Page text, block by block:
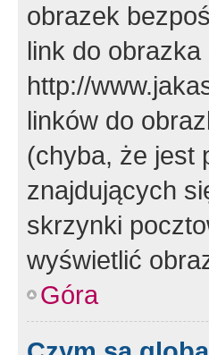
obrazek
link do
http://
linków do
(chyba, że jest
znajdujących
skrzynki
wyświetlić
Góra